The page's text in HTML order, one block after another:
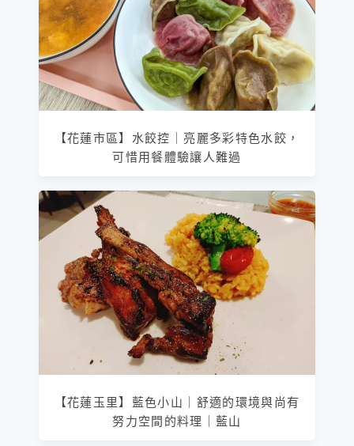
【花蓮市區】水餃控｜亮麗多彩特色水餃，
可惜用餐體驗讓人難過
【花蓮玉里】藍色小山｜舒適的環境與尚有
努力空間的料理｜藍山